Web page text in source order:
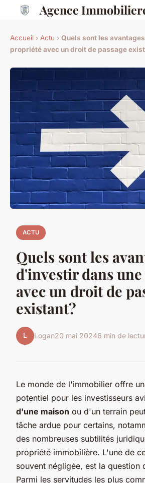
Agence
Accueil › Actu › Quels sont les
propriété avec un droit de passage
ACTU
Quels sont les
d'investir dans
avec un droit de
existant?
L Logan20 mai 20246 min de
Le monde de l'immobilier offre
potentiel pour les investisseurs
d'une maison ou d'un terrain
tâche ardue pour certains,
des nombreuses subtilités
propriété immobilière. L'une de
souvent négligée, est la question
Parmi les servitudes les plus